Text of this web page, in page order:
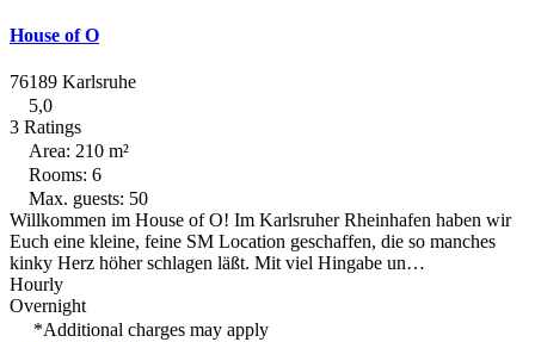
House of O
76189 Karlsruhe
5,0
3 Ratings
Area: 210 m²
Rooms: 6
Max. guests: 50
Willkommen im House of O! Im Karlsruher Rheinhafen haben wir
Euch eine kleine, feine SM Location geschaffen, die so manches
kinky Herz höher schlagen läßt. Mit viel Hingabe un…
Hourly
Overnight
*Additional charges may apply